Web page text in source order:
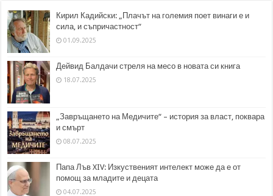
Кирил Кадийски: „Плачът на големия поет винаги е и
сила, и съпричастност“
01.09.2025
Дейвид Балдачи стреля на месо в новата си книга
18.07.2025
„Завръщането на Медичите“ – история за власт, поквара
и смърт
08.07.2025
Папа Лъв XIV: Изкуственият интелект може да е от
помощ за младите и децата
04.07.2025